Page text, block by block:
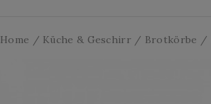
Home Küche & Geschirr Brotkörbe